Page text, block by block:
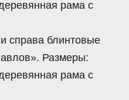
рама с
справа блинтовые
Размеры:
рама с